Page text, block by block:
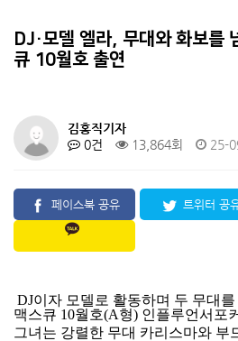
DJ·모델 엘라, 무대와 화보를
큐 10월호 출연
김홍직기자
0건
13,864회 25-
페이스북 공유 트위터 공
DJ이자 모델로 활동하며 두 무대
맥스큐 10월호(A형) 인플루언서포
그녀는 강렬한 무대 카리스마와 부